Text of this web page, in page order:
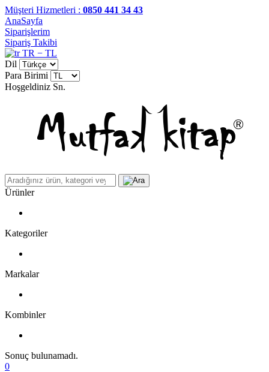
Müşteri Hizmetleri : 0850 441 34 43
AnaSayfa
Siparişlerim
Sipariş Takibi
TR − TL
Dil
Para Birimi
Hoşgeldiniz Sn.
Ürünler
Kategoriler
Markalar
Kombinler
Sonuç bulunamadı.
0